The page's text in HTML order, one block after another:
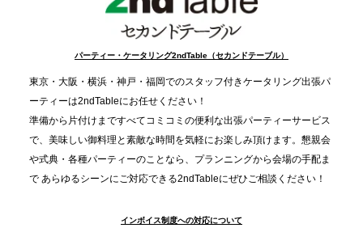
TBS「Nスタ」で、2ndTable「1DISH」が紹介され
2025.11.21
プレスリリースのご案内｜忘年会は“移動時間ゼロ
分”の時代へ。法人注文が前年比5倍に伸びた「宅配
オードブル」が提案する、新しい乾杯文化
パーティー・ケータリング2ndTable（セカンドテーブル）
東京・大阪・横浜・神戸・福岡でのスタッフ付きケータリング出張パ
ーティーは2ndTableにお任せください！
準備から片付けまですべてコミコミの便利な出張パーティーサービス
で、美味しい御料理と素敵な時間を気軽にお楽しみ頂けます。懇親会
や式典・各種パーティーのことなら、プランニングから会場の手配ま
で あらゆるシーンにご対応できる2ndTableにぜひご相談ください！
インボイス制度への対応について